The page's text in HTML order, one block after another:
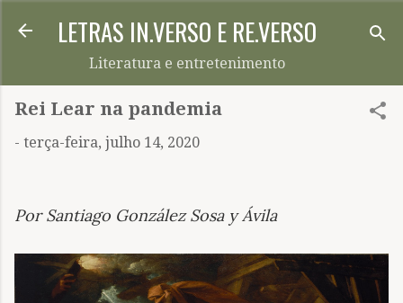
Pular para o conteúdo principal
LETRAS IN.VERSO E RE.VERSO
Literatura e entretenimento
Rei Lear na pandemia
- terça-feira, julho 14, 2020
Por Santiago González Sosa y Ávila